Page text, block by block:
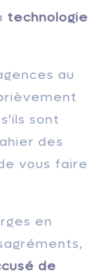
technologie
au
sont
des
vous faire
en
de